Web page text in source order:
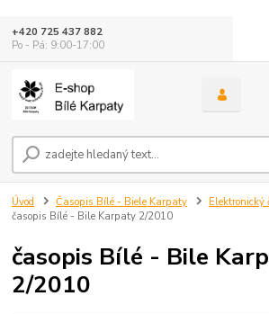
+420 725 437 882
Po - Pá: 9:00-17:00
Úvod Časopis Bílé - Biele Karpaty
Elektronický
časopis Bílé - Bile Karpaty 2/2010
časopis Bílé - Bile
2/2010